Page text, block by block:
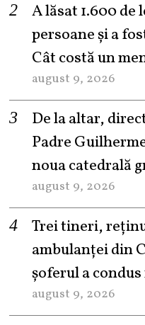
A lăsat 1.600
persoane și a
Cât costă un
august 9, 2026
De la altar,
Padre
noua catedrală
august 9, 2026
Trei tineri,
ambulanței din
șoferul a
august 9, 2026